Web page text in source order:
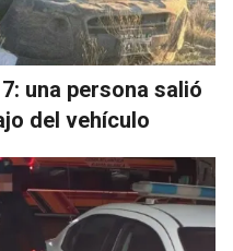
una persona salió
del vehículo